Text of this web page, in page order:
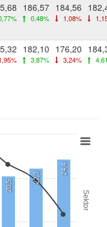
186,57
0,48%
184,56
1,08%
182,10
3,87%
176,20
3,24%
Sektor
20,5
22,3
24,4